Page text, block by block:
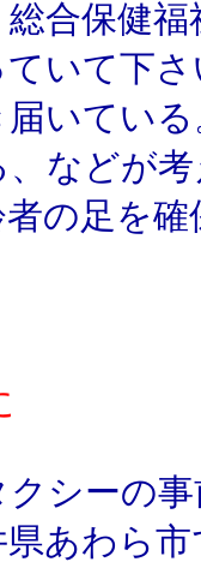
合保健
いて下
いてい
などが
の足を
シーの事
あわら